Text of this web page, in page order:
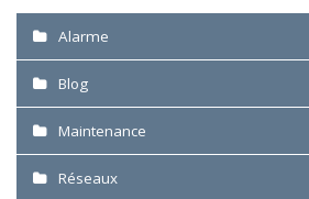
Alarme
Blog
Maintenance
Réseaux